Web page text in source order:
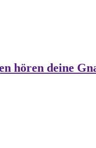
hören deine